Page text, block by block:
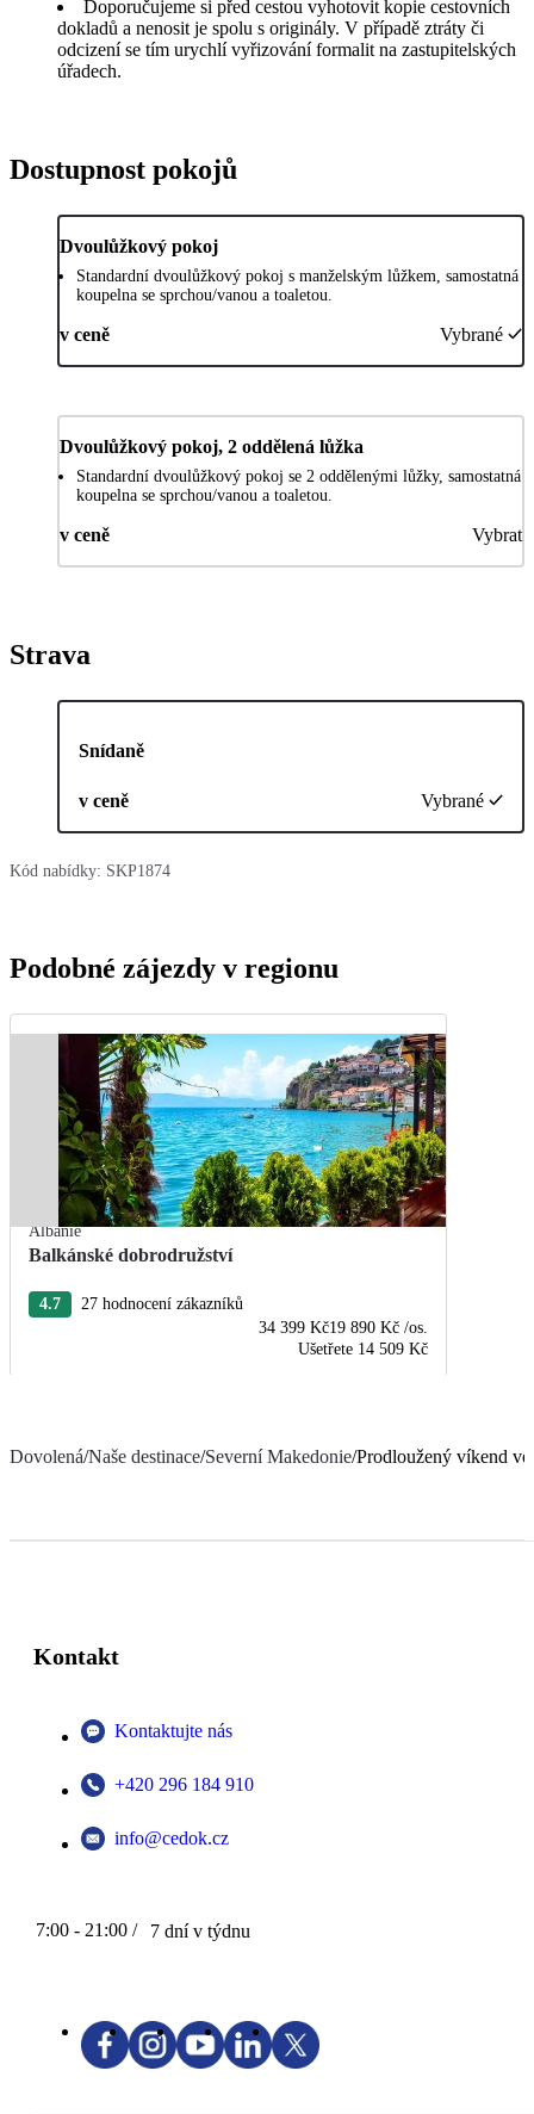
Doporučujeme si před cestou vyhotovit kopie cestovních
dokladů a nenosit je spolu s originály. V případě ztráty či
odcizení se tím urychlí vyřizování formalit na zastupitelských
úřadech.
Dostupnost pokojů
Dvoulůžkový pokoj
Standardní dvoulůžkový pokoj s manželským lůžkem, samostatná
koupelna se sprchou/vanou a toaletou.
v ceně Vybrané
Dvoulůžkový pokoj, 2 oddělená lůžka
Standardní dvoulůžkový pokoj se 2 oddělenými lůžky, samostatná
koupelna se sprchou/vanou a toaletou.
v ceně Vybrat
Strava
Snídaně
v ceně Vybrané
Kód nabídky: SKP1874
Podobné zájezdy v regionu
Albánie
Balkánské dobrodružství
4.7
27 hodnocení zákazníků
34 399 Kč19 890 Kč /os.
Ušetřete 14 509 Kč
Dovolená/Naše destinace/Severní Makedonie/Prodloužený víkend
Kontakt
Kontaktujte nás
+420 296 184 910
info@cedok.cz
7:00 - 21:00 / 7 dní v týdnu